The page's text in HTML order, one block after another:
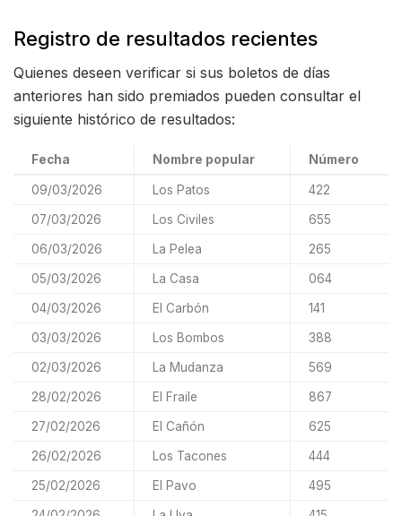
Registro de resultados recientes
Quienes deseen verificar si sus boletos de días
anteriores han sido premiados pueden consultar el
siguiente histórico de resultados:
Fecha Nombre popular Número
09/03/2026 Los Patos 422
07/03/2026 Los Civiles 655
06/03/2026 La Pelea 265
05/03/2026 La Casa 064
04/03/2026 El Carbón 141
03/03/2026 Los Bombos 388
02/03/2026 La Mudanza 569
28/02/2026 El Fraile 867
27/02/2026 El Cañón 625
26/02/2026 Los Tacones 444
25/02/2026 El Pavo 495